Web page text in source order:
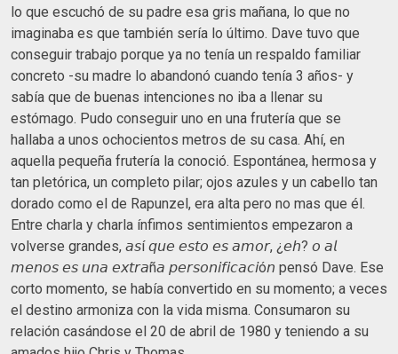
lo que escuchó de su padre esa gris mañana, lo que no
imaginaba es que también sería lo último. Dave tuvo que
conseguir trabajo porque ya no tenía un respaldo familiar
concreto -su madre lo abandonó cuando tenía 3 años- y
sabía que de buenas intenciones no iba a llenar su
estómago. Pudo conseguir uno en una frutería que se
hallaba a unos ochocientos metros de su casa. Ahí, en
aquella pequeña frutería la conoció. Espontánea, hermosa y
tan pletórica, un completo pilar; ojos azules y un cabello tan
dorado como el de Rapunzel, era alta pero no mas que él.
Entre charla y charla ínfimos sentimientos empezaron a
volverse grandes, 𝘢𝘴í 𝘲𝘶𝘦 𝘦𝘴𝘵𝘰 𝘦𝘴 𝘢𝘮𝘰𝘳, ¿𝘦𝘩? 𝘰 𝘢𝘭
𝘮𝘦𝘯𝘰𝘴 𝘦𝘴 𝘶𝘯𝘢 𝘦𝘹𝘵𝘳𝘢ñ𝘢 𝘱𝘦𝘳𝘴𝘰𝘯𝘪𝘧𝘪𝘤𝘢𝘤𝘪ó𝘯 pensó Dave. Ese
corto momento, se había convertido en su momento; a veces
el destino armoniza con la vida misma. Consumaron su
relación casándose el 20 de abril de 1980 y teniendo a su